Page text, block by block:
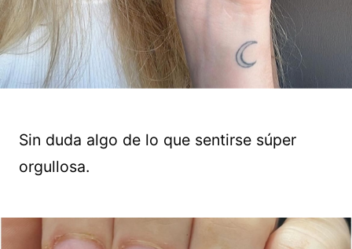
Sin duda algo de lo que sentirse súper
orgullosa.